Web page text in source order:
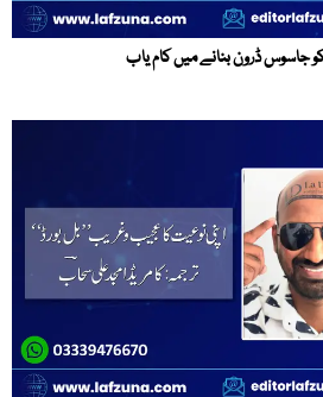
جاسوس ڈرون بنانے میں کام یاب